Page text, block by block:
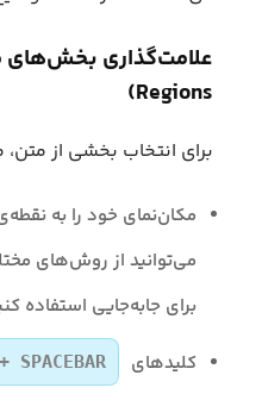
Regions)
برای انتخاب بخشی از متن،
مکان‌نمای خود را به
می‌توانید از روش‌های
برای جابه‌جایی استفاده
کلیدهای SPACEBAR